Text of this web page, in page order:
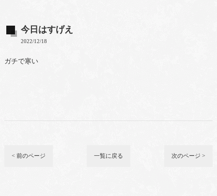
今日はすげえ
2022/12/18
ガチで寒い
< 前のページ 一覧に戻る 次のページ >